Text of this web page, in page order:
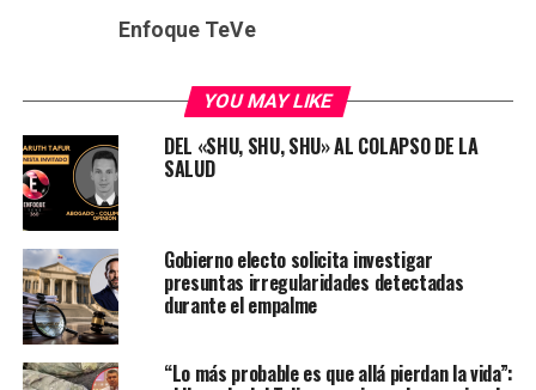
Enfoque TeVe
YOU MAY LIKE
DEL «SHU, SHU, SHU» AL COLAPSO DE LA
SALUD
Gobierno electo solicita investigar
presuntas irregularidades detectadas
durante el empalme
“Lo más probable es que allá pierdan la vida”: